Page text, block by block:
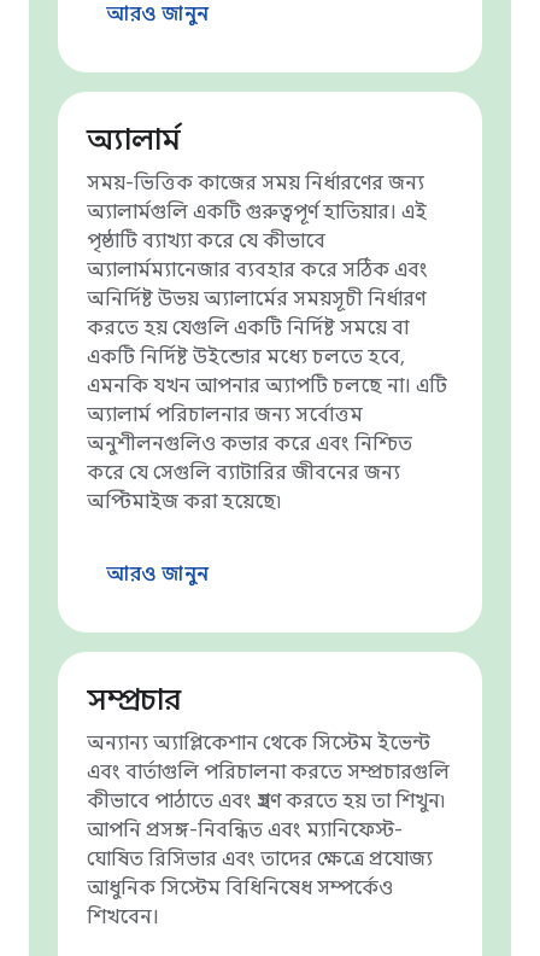
আরও জানুন
অ্যালার্ম
সময়-ভিত্তিক কাজের সময় নির্ধারণের জন্য
অ্যালার্মগুলি একটি গুরুত্বপূর্ণ হাতিয়ার। এই
পৃষ্ঠাটি ব্যাখ্যা করে যে কীভাবে
অ্যালার্মম্যানেজার ব্যবহার করে সঠিক এবং
অনির্দিষ্ট উভয় অ্যালার্মের সময়সূচী নির্ধারণ
করতে হয় যেগুলি একটি নির্দিষ্ট সময়ে বা
একটি নির্দিষ্ট উইন্ডোর মধ্যে চলতে হবে,
এমনকি যখন আপনার অ্যাপটি চলছে না। এটি
অ্যালার্ম পরিচালনার জন্য সর্বোত্তম
অনুশীলনগুলিও কভার করে এবং নিশ্চিত
করে যে সেগুলি ব্যাটারির জীবনের জন্য
অপ্টিমাইজ করা হয়েছে৷
আরও জানুন
সম্প্রচার
অন্যান্য অ্যাপ্লিকেশান থেকে সিস্টেম ইভেন্ট
এবং বার্তাগুলি পরিচালনা করতে সম্প্রচারগুলি
কীভাবে পাঠাতে এবং গ্রহণ করতে হয় তা শিখুন৷
আপনি প্রসঙ্গ-নিবন্ধিত এবং ম্যানিফেস্ট-
ঘোষিত রিসিভার এবং তাদের ক্ষেত্রে প্রযোজ্য
আধুনিক সিস্টেম বিধিনিষেধ সম্পর্কেও
শিখবেন।